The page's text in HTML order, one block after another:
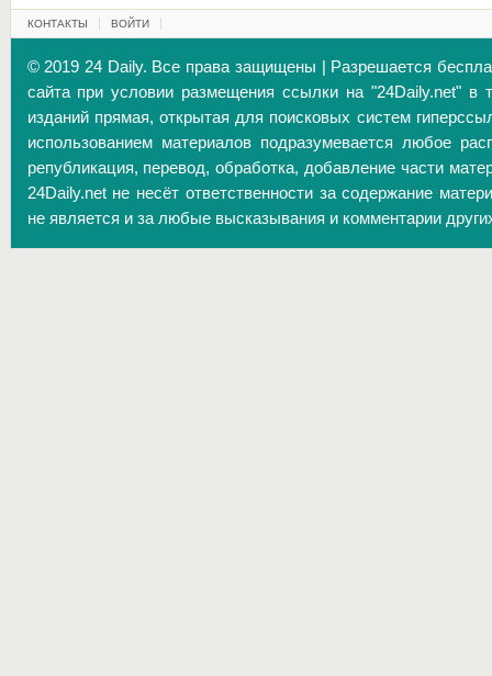
КОНТАКТЫ ВОЙТИ
© 2019 24 Daily. Все права защищены | Разрешается
сайта при условии размещения ссылки на "24Daily.net" в
изданий прямая, открытая для поисковых систем
использованием материалов подразумевается любое
републикация, перевод, обработка, добавление части
24Daily.net не несёт ответственности за содержание
не является и за любые высказывания и комментарии